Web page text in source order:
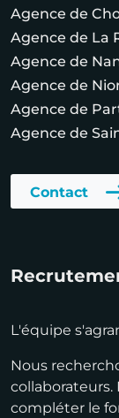
Agence de
Agence de La
Agence de
Agence de
Agence de
Agence de
Contact
L'équipe
Nous
compléter le